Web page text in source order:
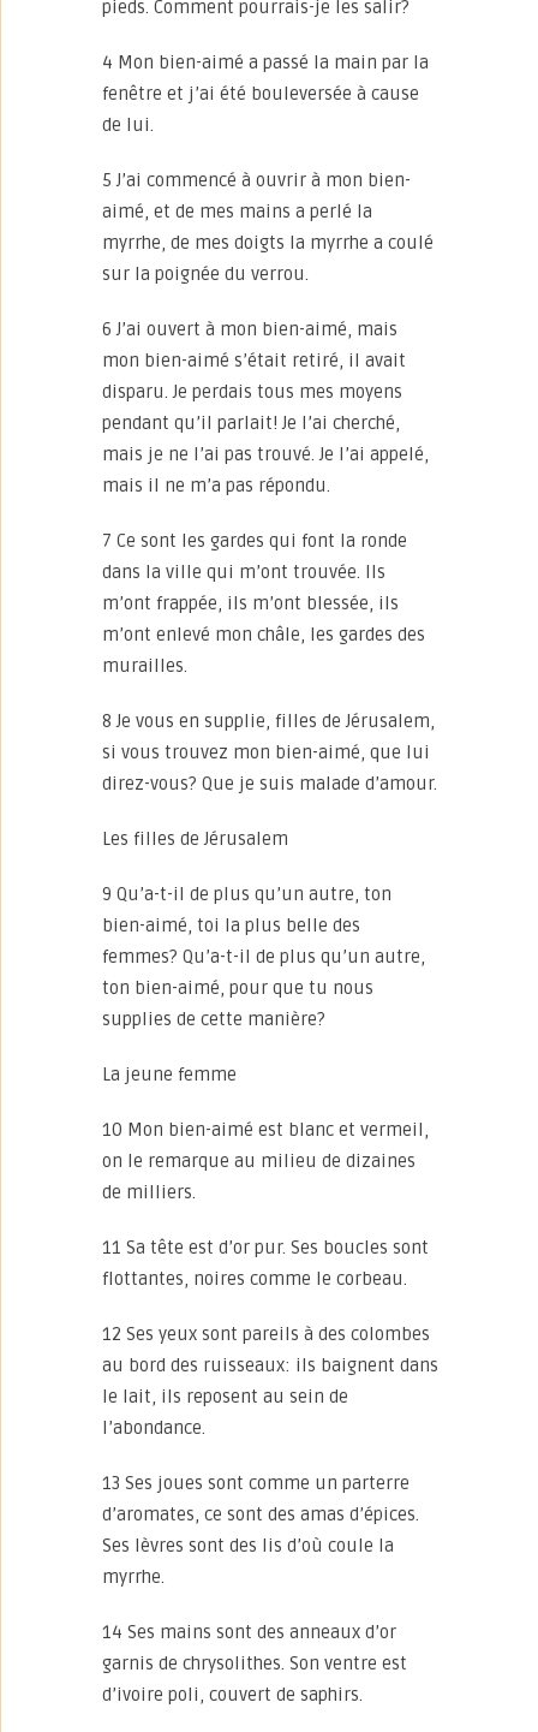
pieds. Comment pourrais-je les salir?
4 Mon bien-aimé a passé la main par la
fenêtre et j’ai été bouleversée à cause
de lui.
5 J’ai commencé à ouvrir à mon bien-
aimé, et de mes mains a perlé la
myrrhe, de mes doigts la myrrhe a coulé
sur la poignée du verrou.
6 J’ai ouvert à mon bien-aimé, mais
mon bien-aimé s’était retiré, il avait
disparu. Je perdais tous mes moyens
pendant qu’il parlait! Je l’ai cherché,
mais je ne l’ai pas trouvé. Je l’ai appelé,
mais il ne m’a pas répondu.
7 Ce sont les gardes qui font la ronde
dans la ville qui m’ont trouvée. Ils
m’ont frappée, ils m’ont blessée, ils
m’ont enlevé mon châle, les gardes des
murailles.
8 Je vous en supplie, filles de Jérusalem,
si vous trouvez mon bien-aimé, que lui
direz-vous? Que je suis malade d’amour.
Les filles de Jérusalem
9 Qu’a-t-il de plus qu’un autre, ton
bien-aimé, toi la plus belle des
femmes? Qu’a-t-il de plus qu’un autre,
ton bien-aimé, pour que tu nous
supplies de cette manière?
La jeune femme
10 Mon bien-aimé est blanc et vermeil,
on le remarque au milieu de dizaines
de milliers.
11 Sa tête est d’or pur. Ses boucles sont
flottantes, noires comme le corbeau.
12 Ses yeux sont pareils à des colombes
au bord des ruisseaux: ils baignent dans
le lait, ils reposent au sein de
l’abondance.
13 Ses joues sont comme un parterre
d’aromates, ce sont des amas d’épices.
Ses lèvres sont des lis d’où coule la
myrrhe.
14 Ses mains sont des anneaux d’or
garnis de chrysolithes. Son ventre est
d’ivoire poli, couvert de saphirs.